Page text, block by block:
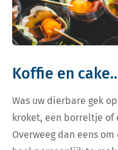
Koffie en
Was uw dierbare gek
kroket, een borreltje of
Overweeg dan eens